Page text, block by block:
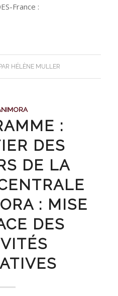
France :
PAR HÉLÈNE MULLER
:
DES
DE LA
: MISE
DES